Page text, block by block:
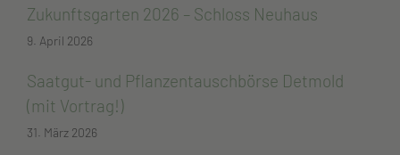
Zukunftsgarten 2026 – Schloss Neuhaus
9. April 2026
Saatgut- und Pflanzentauschbörse Detmold
(mit Vortrag!)
31. März 2026